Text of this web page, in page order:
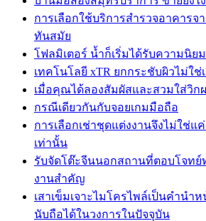
การเลือกใช้บริการสำรวจอาคาร
ทันสมัย
โฟลมิเตอร์ น้ำก็เริ่มได้รับความนิย
เทคโนโลยี xTR ยกกระชับผิวไม่ใช่
เมื่อคุณได้ลองสัมผัสและสวมใส่วิก
กรณีเดียวกันกับจอยเกมมือถือ
การเลือกเช่าชุดแต่งงานจึงไม่ใช่แ
เท่านั้น
รับจัดโต๊ะจีนนอกสถานที่ตอบโจทย์
งานสำคัญ
เสาเข็มเจาะไมโครไพล์เป็นคำนำ
นับถือได้ในวงการในปัจจุบัน